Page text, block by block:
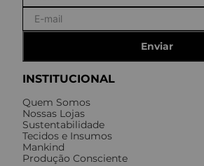
INSTITUCIONAL
Quem Somos
Nossas Lojas
Sustentabilidade
Tecidos e Insumos
Mankind
Produção Consciente
Enviar